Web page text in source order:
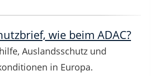
wie beim ADAC?
Auslandsschutz und
in Europa.